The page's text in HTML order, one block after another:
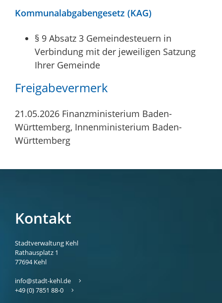
Kommunalabgabengesetz (KAG)
§ 9 Absatz 3 Gemeindesteuern in
Verbindung mit der jeweiligen Satzung
Ihrer Gemeinde
Freigabevermerk
21.05.2026 Finanzministerium Baden-
Württemberg, Innenministerium Baden-
Württemberg
Kontakt
Stadtverwaltung Kehl
Rathausplatz 1
77694 Kehl
info@stadt-kehl.de
+49 (0) 7851 88-0